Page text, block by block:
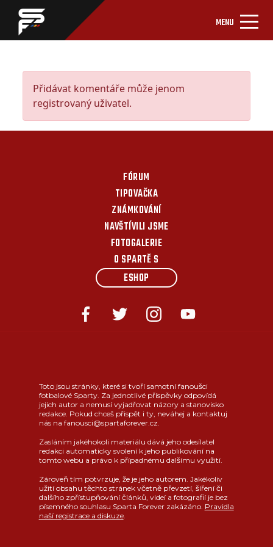
MENU
Přidávat komentáře může jenom
registrovaný uživatel.
FÓRUM
TIPOVAČKA
ZNÁMKOVÁNÍ
NAVŠTÍVILI JSME
FOTOGALERIE
O SPARTĚ S
ESHOP
Toto jsou stránky, které si tvoří samotní fanoušci
fotbalové Sparty. Za jednotlivé příspěvky odpovídá
jejich autor a nemusí vyjadřovat názory a stanovisko
redakce. Pokud chceš přispět i ty, neváhej a kontaktuj
nás na fanousci@spartaforever.cz.
Zasláním jakéhokoli materiálu dává jeho odesílatel
redakci automaticky svolení k jeho publikování na
tomto webu a právo k případnému dalšímu využití.
Zároveň tím potvrzuje, že je jeho autorem. Jakékoliv
užití obsahu těchto stránek včetně převzetí, šíření či
dalšího zpřístupňování článků, videí a fotografií je bez
písemného souhlasu Sparta Forever zakázáno. Pravidla
naší registrace a diskuze.